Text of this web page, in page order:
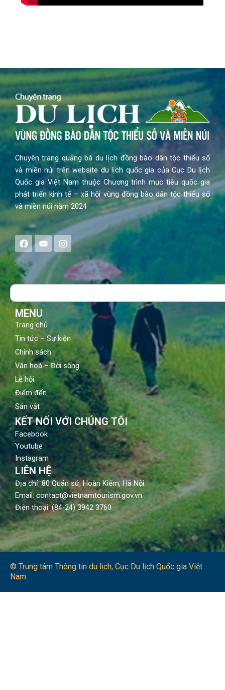
Chuyên trang quảng bá du lịch đồng bào dân tộc thiểu số
và miền núi trên website du lịch quốc gia của Cục Du lịch
Quốc gia Việt Nam thuộc Chương trình mục tiêu quốc gia
phát triển kinh tế – xã hội vùng đồng bào dân tộc thiểu số
và miền núi năm 2024
F
a
e
b
o
Y
o
t
u
b
I
n
s
a
g
Search
MENU
Trang chủ
Tin tức – Sự kiện
Chính sách
Văn hoá – Đời sống
Lễ hội
Điểm đến
Sản vật
KẾT NỐI VỚI CHÚNG TÔI
Facebook
Youtube
Instagram
LIÊN HỆ
Địa chỉ: 80 Quán sứ, Hoàn Kiếm, Hà Nội
Email: contact@vietnamtourism.gov.vn
Điện thoại: (84-24) 3942 3760
© Trung tâm Thông tin du lịch​, Cục Du lịch Quốc gia Việt
Nam